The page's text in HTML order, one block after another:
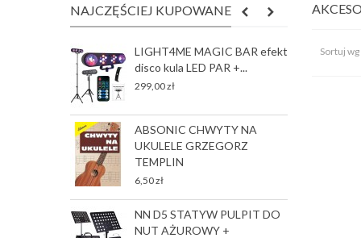
NAJCZĘŚCIEJ KUPOWANE
LIGHT4ME MAGIC BAR efekt
disco kula LED PAR +...
299,00 zł
ABSONIC CHWYTY NA
UKULELE GRZEGORZ
TEMPLIN
6,50 zł
NN D5 STATYW PULPIT DO
NUT AŻUROWY +
Sortuj wg